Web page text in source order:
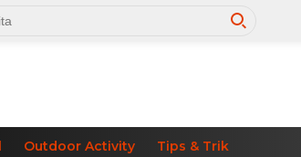
Outdoor Activity Tips & Trik